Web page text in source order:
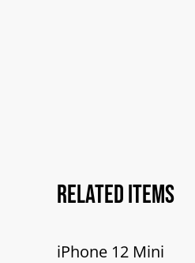
Related items
iPhone 12 Mini